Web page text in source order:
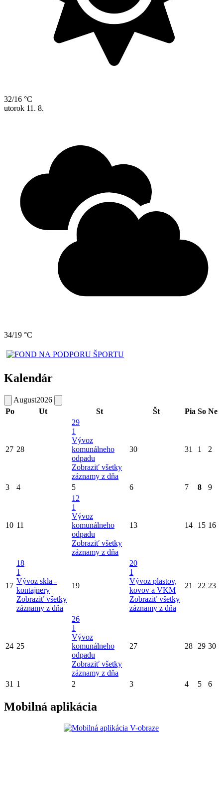
32/16 °C
utorok 11. 8.
34/19 °C
Kalendár
August2026
Po
Ut St Št Pia So Ne
27 28
29
1
Vývoz
komunálneho
odpadu
Zobraziť všetky
záznamy z dňa
30 31 1 2
3 4 5 6 7 8 9
10 11
12
1
Vývoz
komunálneho
odpadu
Zobraziť všetky
záznamy z dňa
13 14 15 16
17
18
1
Vývoz skla -
kontajnery
Zobraziť všetky
záznamy z dňa
19
20
1
Vývoz plastov,
kovov a VKM
Zobraziť všetky
záznamy z dňa
21 22 23
24 25
26
1
Vývoz
komunálneho
odpadu
Zobraziť všetky
záznamy z dňa
27 28 29 30
31 1 2 3 4 5 6
Mobilná aplikácia